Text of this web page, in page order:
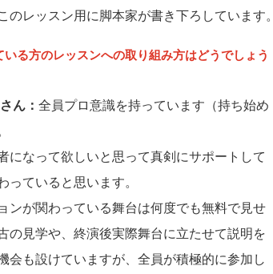
のレッスン用に脚本家が書き下ろしています。
る方のレッスンへの取り組み方はどうでしょう
ん： 全員プロ意識を持っています（持ち始め
になって欲しいと思って真剣にサポートして
っていると思います。
ンが関わっている舞台は何度でも無料で見せ
の見学や、終演後実際舞台に立たせて説明を
会も設けていますが、全員が積極的に参加し